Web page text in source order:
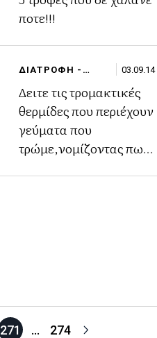
ποτε!!!
ΔΙΑΤΡΟΦΗ -
03.09.14
Δειτε τις τρομακτικές
θερμίδες που περιέχουν
γεύματα που
τρώμε,νομίζοντας πως
271 … 274